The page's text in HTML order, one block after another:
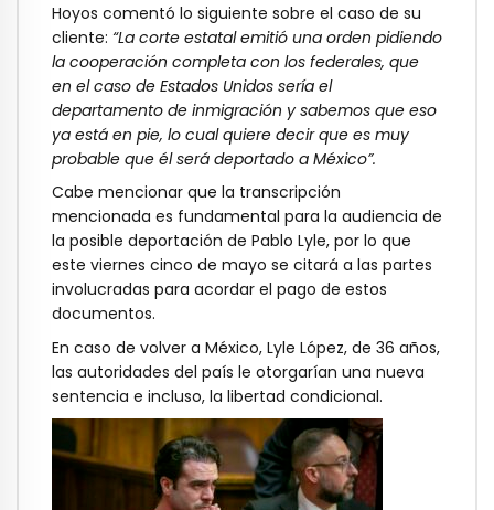
Hoyos comentó lo siguiente sobre el caso de su
cliente: “La corte estatal emitió una orden pidiendo
la cooperación completa con los federales, que
en el caso de Estados Unidos sería el
departamento de inmigración y sabemos que eso
ya está en pie, lo cual quiere decir que es muy
probable que él será deportado a México”.
Cabe mencionar que la transcripción
mencionada es fundamental para la audiencia de
la posible deportación de Pablo Lyle, por lo que
este viernes cinco de mayo se citará a las partes
involucradas para acordar el pago de estos
documentos.
En caso de volver a México, Lyle López, de 36 años,
las autoridades del país le otorgarían una nueva
sentencia e incluso, la libertad condicional.